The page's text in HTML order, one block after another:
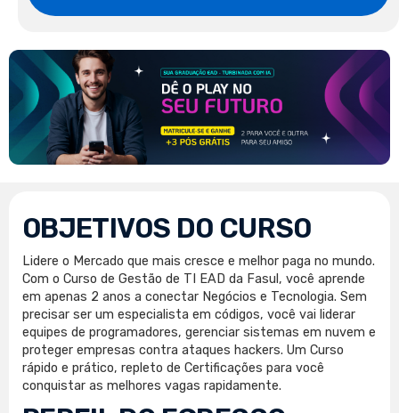
OBJETIVOS DO CURSO
Lidere o Mercado que mais cresce e melhor paga no mundo.
Com o Curso de Gestão de TI EAD da Fasul, você aprende
em apenas 2 anos a conectar Negócios e Tecnologia. Sem
precisar ser um especialista em códigos, você vai liderar
equipes de programadores, gerenciar sistemas em nuvem e
proteger empresas contra ataques hackers. Um Curso
rápido e prático, repleto de Certificações para você
conquistar as melhores vagas rapidamente.